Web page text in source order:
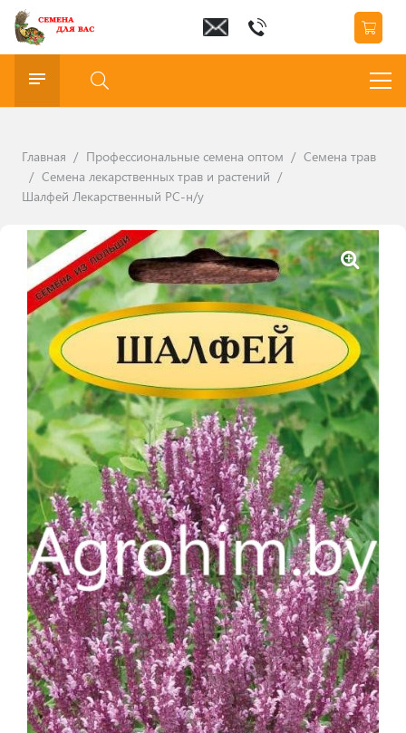
Главная / Профессиональные семена оптом / Семена трав
/ Семена лекарственных трав и растений /
Шалфей Лекарственный РС-н/у